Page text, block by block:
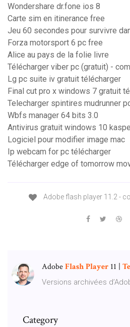
Wondershare dr.fone ios 8
Carte sim en itinerance free
Jeu 60 secondes pour survivre
Forza motorsport 6 pc free
Alice au pays de la folie livre
Télécharger viber pc (gratuit) -
Lg pc suite iv gratuit télécharger
Final cut pro x windows 7 gratuit
Telecharger spintires mudrunner
Wbfs manager 64 bits 3.0
Antivirus gratuit windows 10
Logiciel pour modifier image mac
Ip webcam for pc télécharger
Télécharger edge of tomorrow
Adobe flash player 11.2 -
AdobeFlashPlayer 11 |
Versions archivées
Category